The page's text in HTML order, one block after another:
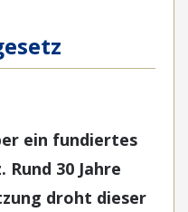
ein fundiertes
30 Jahre
droht dieser